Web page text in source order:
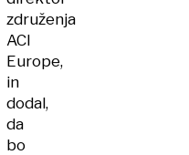
združenja
ACI
Europe,
in
dodal,
da
bo